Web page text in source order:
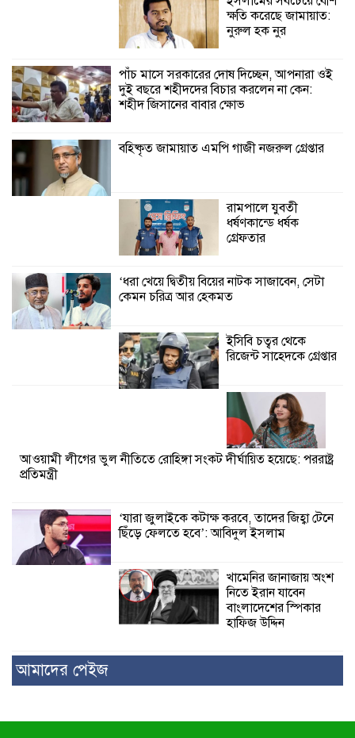
কালিগঞ্জে নিখোঁজ জেলের মরদেহ অবশেষে
মিলল ইছামতী নদীতে
শ্রীউলা ইউনিয়ন
বিএনপির ২নং ওয়ার্ডের
বিনিময় সভা
শ্যামনগরে বনবিভাগ ও সিএমসির সাথে
ক্ষতি করেছে জামায়াত:
নুরুল হক নুর
পাঁচ মাসে সরকারের দোষ দিচ্ছেন, আপনারা ওই
দুই বছরে শহীদদের বিচার করলেন না কেন:
শহীদ জিসানের বাবার ক্ষোভ
বহিষ্কৃত জামায়াত এমপি গাজী নজরুল গ্রেপ্তার
রামপালে যুবতী
ধর্ষণকান্ডে ধর্ষক
গ্রেফতার
‘ধরা খেয়ে দ্বিতীয় বিয়ের নাটক সাজাবেন, সেটা
কেমন চরিত্র আর হেকমত
ইসিবি চত্বর থেকে
রিজেন্ট সাহেদকে গ্রেপ্তার
আওয়ামী লীগের ভুল নীতিতে রোহিঙ্গা সংকট দীর্ঘায়িত হয়েছে: পররাষ্ট্র
প্রতিমন্ত্রী
‘যারা জুলাইকে কটাক্ষ করবে, তাদের জিহ্বা টেনে
ছিঁড়ে ফেলতে হবে’: আবিদুল ইসলাম
খামেনির জানাজায় অংশ
নিতে ইরান যাবেন
বাংলাদেশের স্পিকার
হাফিজ উদ্দিন
আমাদের পেইজ